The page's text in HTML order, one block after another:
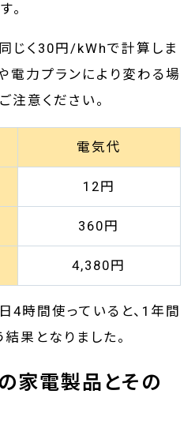
。
じく30円/kWhで計算しま
電力プランにより変わる場
注意ください。
電気代
12円
360円
4,380円
時間使っていると、1年間
果となりました。
家電製品とその